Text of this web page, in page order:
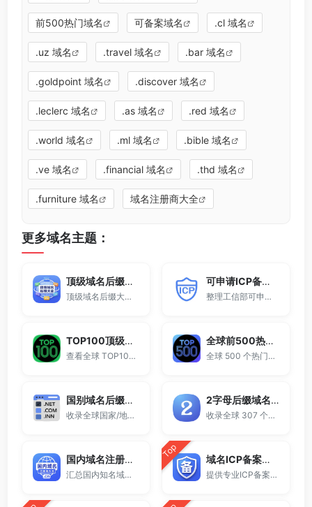
前500热门域名 可备案域名 .cl 域名
.uz 域名 .travel 域名 .bar 域名
.goldpoint 域名 .discover 域名
.leclerc 域名 .as 域名 .red 域名
.world 域名 .ml 域名 .bible 域名
.ve 域名 .financial 域名 .thd 域名
.furniture 域名 域名注册商大全
更多域名主题：
顶级域名后缀大全
顶级域名后缀大全收录全球已开放注册的所有TLD后缀，包括gTLD、ccTLD、品牌域名后缀等。
可申请ICP备案域名后缀大全
整理工信部可申请ICP网站备案的域名后缀大全。
TOP100顶级域名后缀排名榜
查看全球 TOP100 域名后缀。
全球前500热门域名后缀排行
全球 500 个热门域名后缀排名，展示注册量排行、是否可备案、适用范围与用途简介，帮助企业与个人在 2025 年快速选择合适的顶级域名。
国别域名后缀大全
收录全球国家/地区代码顶级域名。
2字母后缀域名大全
收录全球 307 个两字符域名后缀。
国内域名注册商大全
汇总国内知名域名注册商与服务平台。
Top 域名ICP备案查询
提供专业ICP备案查询与网站备案信息查询服务，支持域名备案号查询、网站是否备案检测及备案信息快速获取，适用于站长工具、域名检测与SEO分析。